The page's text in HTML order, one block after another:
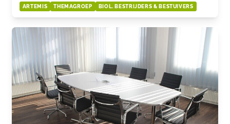
ARTEMIS THEMAGROEP BIOL. BESTRIJDERS & BESTUIVERS